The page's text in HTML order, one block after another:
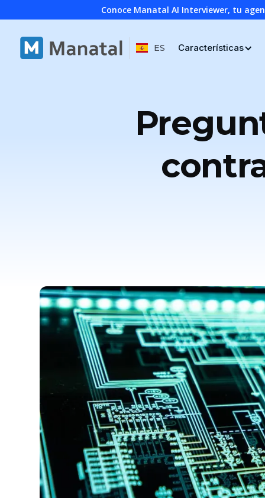
Conoce Manatal AI Interviewer, tu
ES Características